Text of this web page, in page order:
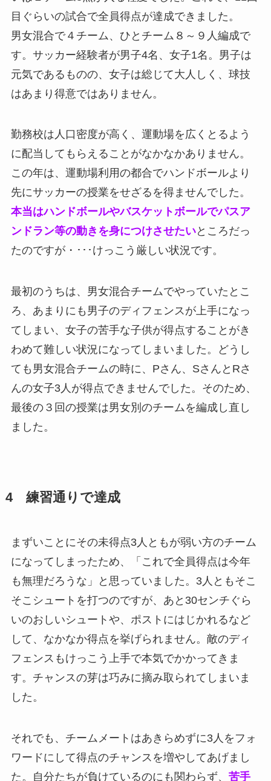
目ぐらいの試合で全員得点が達成できました。
男女混合で４チーム、ひとチーム８～９人編成で
す。サッカー経験者が男子4名、女子1名。男子は
元気であるものの、女子は総じて大人しく、球技
はあまり得意ではありません。
勤務校は人口密度が高く、運動場を広くとるよう
に配当してもらえることがなかなかありません。
この年は、運動場利用の都合でハンドボールより
先にサッカーの授業をせざるを得ませんでした。
本当はハンドボールやバスケットボールでパスア
ンドラン等の動きを身につけさせたいところだっ
たのですが・･･･けっこう厳しい状況です。
最初のうちは、男女混合チームでやっていたとこ
ろ、あまりにも男子のディフェンスが上手になっ
てしまい、女子の苦手な子供が得点することがき
わめて難しい状況になってしまいました。どうし
ても男女混合チームの時に、Pさん、SさんとRさ
んの女子3人が得点できませんでした。そのため、
最後の３回の授業は男女別のチームを編成し直し
ました。
4 練習通りで達成
まずいことにその未得点3人ともが弱い方のチーム
になってしまったため、「これで全員得点は今年
も無理だろうな」と思っていました。3人ともそこ
そこシュートを打つのですが、あと30センチぐら
いのおしいシュートや、ポストにはじかれるなど
して、なかなか得点を挙げられません。敵のディ
フェンスもけっこう上手で本気でかかってきま
す。チャンスの芽は巧みに摘み取られてしまいま
した。
それでも、チームメートはあきらめずに3人をフォ
ワードにして得点のチャンスを増やしてあげまし
た。自分たちが負けているのにも関わらず、 苦手